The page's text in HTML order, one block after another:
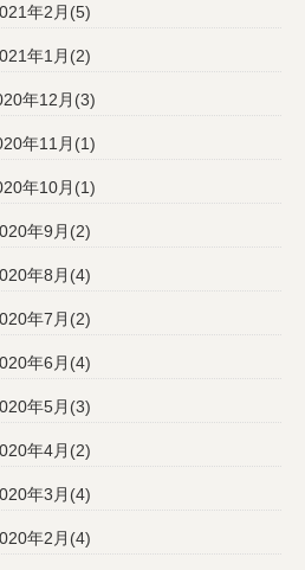
年2月(5)
年1月(2)
年12月(3)
年11月(1)
年10月(1)
年9月(2)
年8月(4)
年7月(2)
年6月(4)
年5月(3)
年4月(2)
年3月(4)
年2月(4)